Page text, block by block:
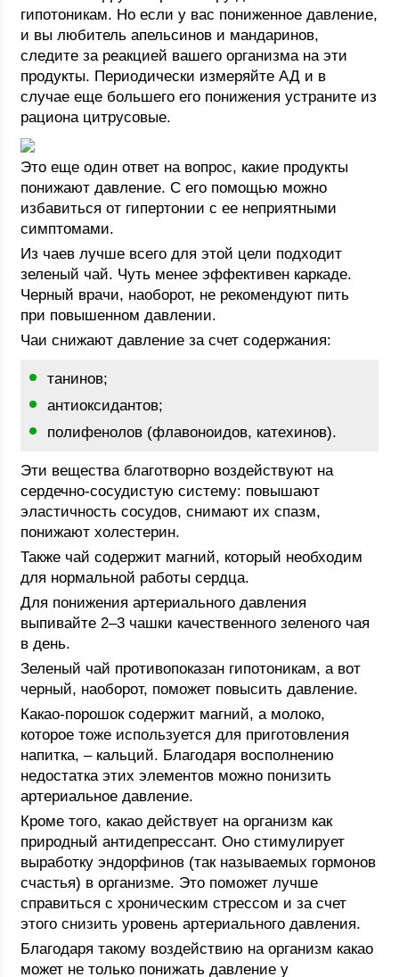
гипотоникам. Но если у вас пониженное давление,
и вы любитель апельсинов и мандаринов,
следите за реакцией вашего организма на эти
продукты. Периодически измеряйте АД и в
случае еще большего его понижения устраните из
рациона цитрусовые.
Это еще один ответ на вопрос, какие продукты
понижают давление. С его помощью можно
избавиться от гипертонии с ее неприятными
симптомами.
Из чаев лучше всего для этой цели подходит
зеленый чай. Чуть менее эффективен каркаде.
Черный врачи, наоборот, не рекомендуют пить
при повышенном давлении.
Чаи снижают давление за счет содержания:
танинов;
антиоксидантов;
полифенолов (флавоноидов, катехинов).
Эти вещества благотворно воздействуют на
сердечно-сосудистую систему: повышают
эластичность сосудов, снимают их спазм,
понижают холестерин.
Также чай содержит магний, который необходим
для нормальной работы сердца.
Для понижения артериального давления
выпивайте 2–3 чашки качественного зеленого чая
в день.
Зеленый чай противопоказан гипотоникам, а вот
черный, наоборот, поможет повысить давление.
Какао-порошок содержит магний, а молоко,
которое тоже используется для приготовления
напитка, – кальций. Благодаря восполнению
недостатка этих элементов можно понизить
артериальное давление.
Кроме того, какао действует на организм как
природный антидепрессант. Оно стимулирует
выработку эндорфинов (так называемых гормонов
счастья) в организме. Это поможет лучше
справиться с хроническим стрессом и за счет
этого снизить уровень артериального давления.
Благодаря такому воздействию на организм какао
может не только понижать давление у